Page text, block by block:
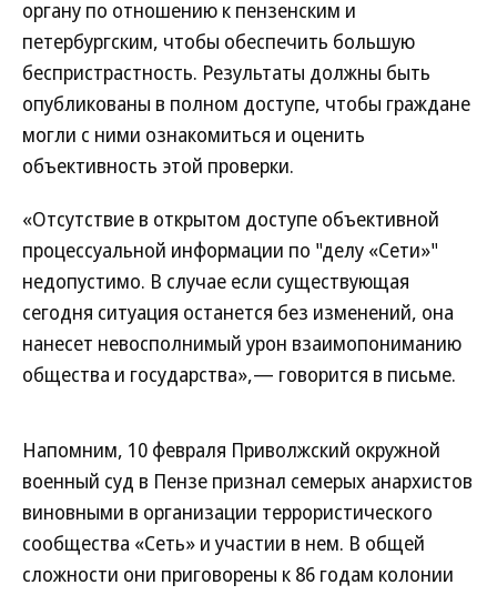
органу по отношению к пензенским и
петербургским, чтобы обеспечить большую
беспристрастность. Результаты должны быть
опубликованы в полном доступе, чтобы граждане
могли с ними ознакомиться и оценить
объективность этой проверки.
«Отсутствие в открытом доступе объективной
процессуальной информации по "делу «Сети»"
недопустимо. В случае если существующая
сегодня ситуация останется без изменений, она
нанесет невосполнимый урон взаимопониманию
общества и государства»,— говорится в письме.
Напомним, 10 февраля Приволжский окружной
военный суд в Пензе признал семерых анархистов
виновными в организации террористического
сообщества «Сеть» и участии в нем. В общей
сложности они приговорены к 86 годам колонии